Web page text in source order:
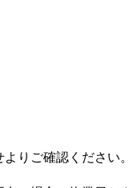
りご確認ください。